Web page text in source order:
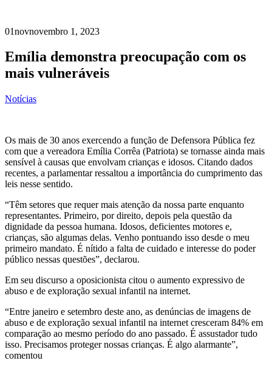
01novnovembro 1, 2023
Emília demonstra preocupação com os
mais vulneráveis
Notícias
Os mais de 30 anos exercendo a função de Defensora Pública fez
com que a vereadora Emília Corrêa (Patriota) se tornasse ainda mais
sensível à causas que envolvam crianças e idosos. Citando dados
recentes, a parlamentar ressaltou a importância do cumprimento das
leis nesse sentido.
“Têm setores que requer mais atenção da nossa parte enquanto
representantes. Primeiro, por direito, depois pela questão da
dignidade da pessoa humana. Idosos, deficientes motores e,
crianças, são algumas delas. Venho pontuando isso desde o meu
primeiro mandato. É nítido a falta de cuidado e interesse do poder
público nessas questões”, declarou.
Em seu discurso a oposicionista citou o aumento expressivo de
abuso e de exploração sexual infantil na internet.
“Entre janeiro e setembro deste ano, as denúncias de imagens de
abuso e de exploração sexual infantil na internet cresceram 84% em
comparação ao mesmo período do ano passado. É assustador tudo
isso. Precisamos proteger nossas crianças. É algo alarmante”,
comentou